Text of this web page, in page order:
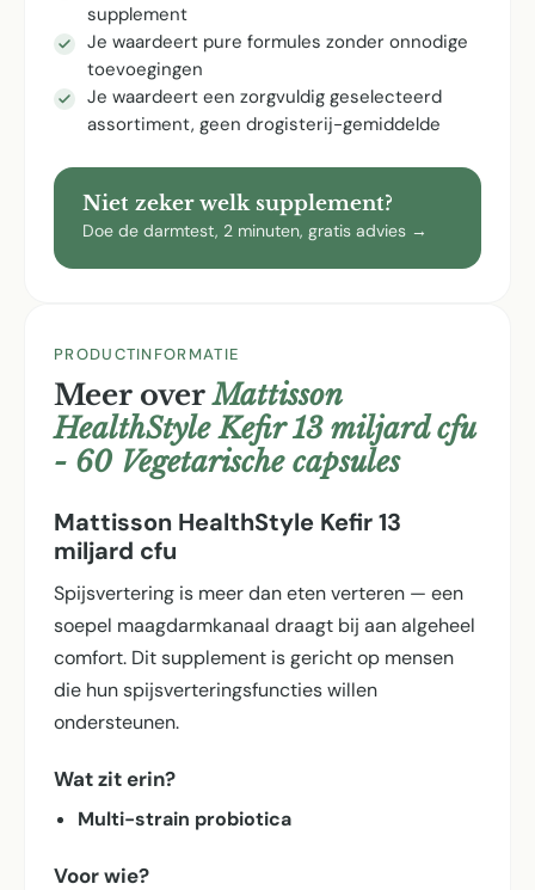
supplement
Je waardeert pure formules zonder onnodige
toevoegingen
Je waardeert een zorgvuldig geselecteerd
assortiment, geen drogisterij-gemiddelde
Niet zeker welk supplement?
Doe de darmtest, 2 minuten, gratis advies →
PRODUCTINFORMATIE
Meer overMattisson
HealthStyle Kefir 13 miljard cfu
- 60 Vegetarische capsules
Mattisson HealthStyle Kefir 13
miljard cfu
Spijsvertering is meer dan eten verteren — een
soepel maagdarmkanaal draagt bij aan algeheel
comfort. Dit supplement is gericht op mensen
die hun spijsverterings­functies willen
ondersteunen.
Wat zit erin?
Multi-strain probiotica
Voor wie?